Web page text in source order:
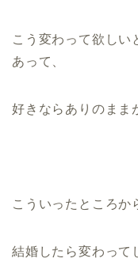
こう変わって欲しい
あって、
好きならありのまま
こういったところか
結婚したら変わって